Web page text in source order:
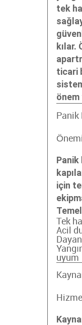
tek
kılar.
ticari
önem
Panik
Önemi
Panik
için
Tek
Acil
uyum